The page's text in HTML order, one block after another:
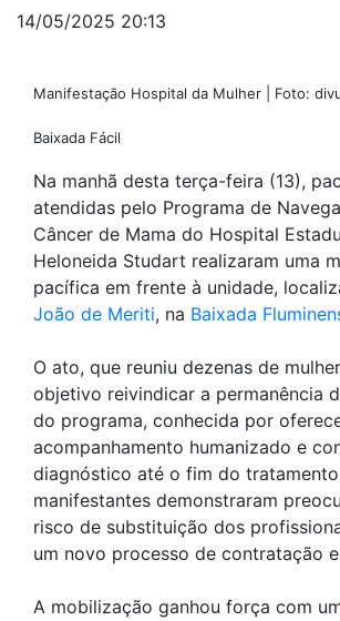
14/05/2025 20:13
Manifestação Hospital da Mulher | Foto:
Baixada Fácil
Na manhã desta terça-feira (13),
atendidas pelo Programa de
Câncer de Mama do Hospital
Heloneida Studart realizaram uma
pacífica em frente à unidade,
João de Meriti, na Baixada
O ato, que reuniu dezenas de
objetivo reivindicar a permanência
do programa, conhecida por
acompanhamento humanizado e
diagnóstico até o fim do
manifestantes demonstraram
risco de substituição dos
um novo processo de contratação
A mobilização ganhou força com